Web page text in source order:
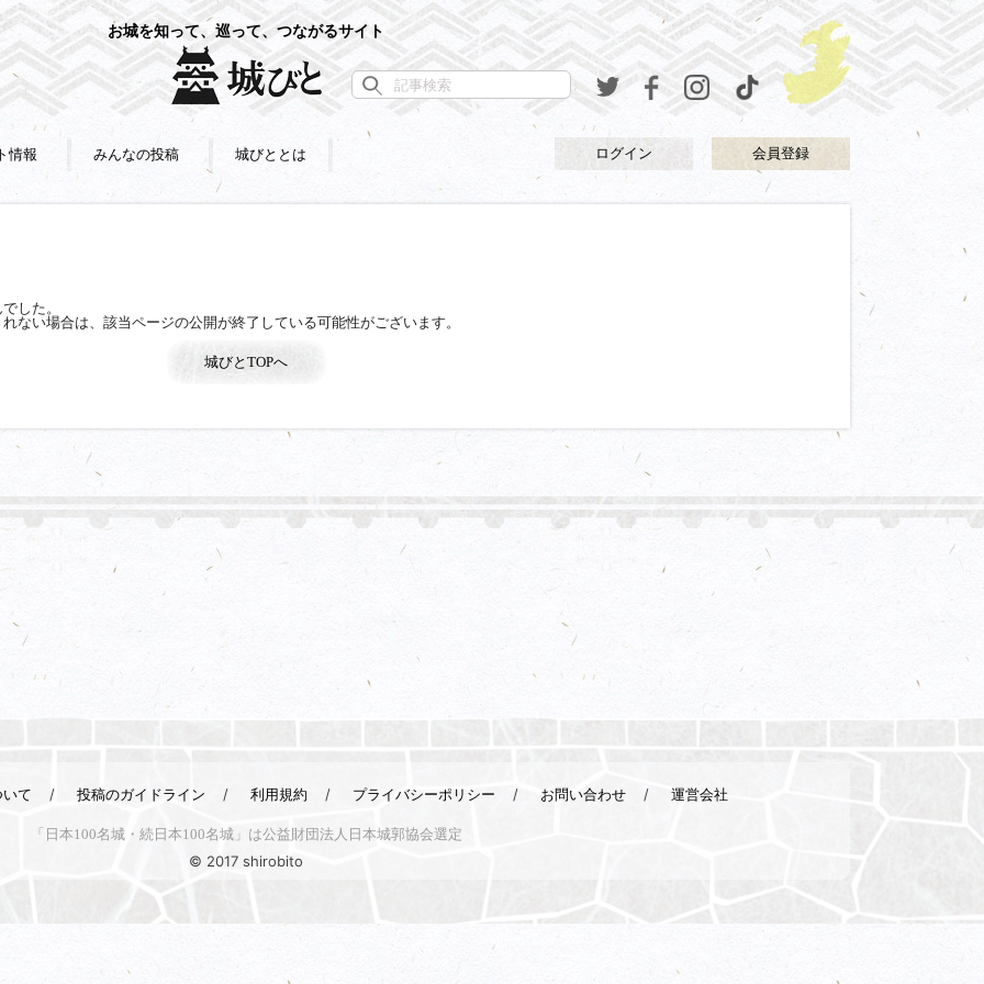
お城を知って、巡って、つながるサイト
情報 みんなの投稿 城びととは ログイン 会員登録
した。
ない場合は、該当ページの公開が終了している可能性がございます。
城びとTOPへ
て 投稿のガイドライン 利用規約 プライバシーポリシー お問い合わせ 運営会社
「日本100名城・続日本100名城」は公益財団法人日本城郭協会選定
© 2017 shirobito